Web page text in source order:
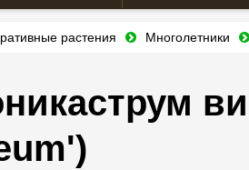
растения Многолетники